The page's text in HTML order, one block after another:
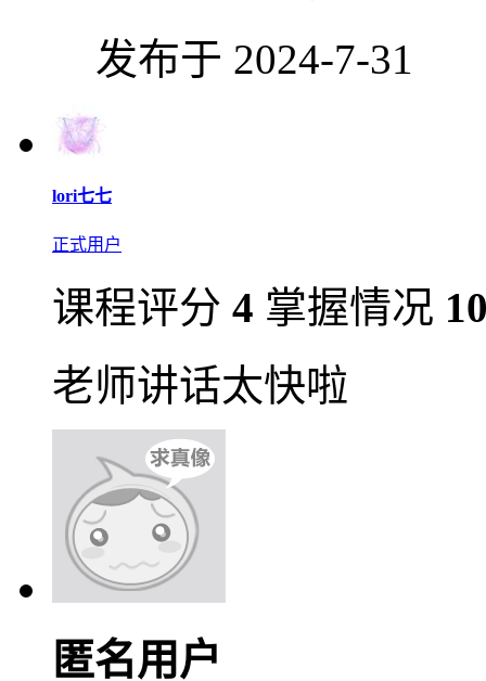
发布于 2024-7-31
lori七七
正式用户
课程评分 4 掌握情况
老师讲话太快啦
匿名用户